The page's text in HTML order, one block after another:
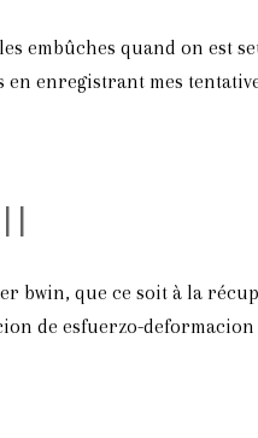
embûches quand on est
enregistrant mes
bwin, que ce soit à la
de esfuerzo-